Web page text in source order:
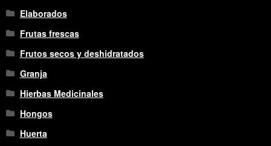
Elaborados
Frutas frescas
Frutos secos y deshidratados
Granja
Hierbas Medicinales
Hongos
Huerta